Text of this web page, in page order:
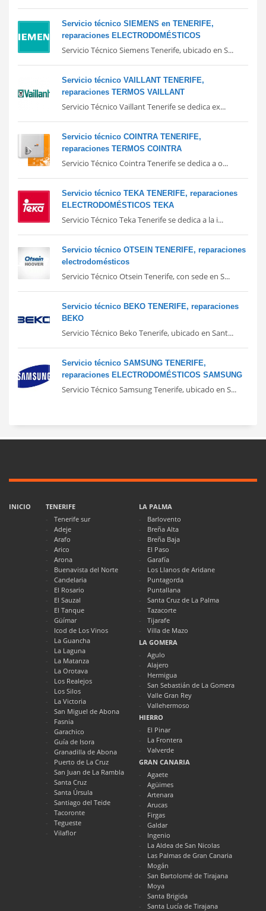
Servicio técnico SIEMENS en TENERIFE,
reparaciones ELECTRODOMÉSTICOS
Servicio Técnico Siemens Tenerife, ubicado en S...
Servicio técnico VAILLANT TENERIFE,
reparaciones TERMOS VAILLANT
Servicio Técnico Vaillant Tenerife se dedica ex...
Servicio técnico COINTRA TENERIFE,
reparaciones TERMOS COINTRA
Servicio Técnico Cointra Tenerife se dedica a o...
Servicio técnico TEKA TENERIFE, reparaciones
ELECTRODOMÉSTICOS TEKA
Servicio Técnico Teka Tenerife se dedica a la i...
Servicio técnico OTSEIN TENERIFE, reparaciones
electrodomésticos
Servicio Técnico Otsein Tenerife, con sede en S...
Servicio técnico BEKO TENERIFE, reparaciones
BEKO
Servicio Técnico Beko Tenerife, ubicado en Sant...
Servicio técnico SAMSUNG TENERIFE,
reparaciones ELECTRODOMÉSTICOS SAMSUNG
Servicio Técnico Samsung Tenerife, ubicado en S...
INICIO
TENERIFE
Tenerife sur
Adeje
Arafo
Arico
Arona
Buenavista del Norte
Candelaria
El Rosario
El Sauzal
El Tanque
Güímar
Icod de Los Vinos
La Guancha
La Laguna
La Matanza
La Orotava
Los Realejos
Los Silos
La Victoria
San Miguel de Abona
Fasnia
Garachico
Guía de Isora
Granadilla de Abona
Puerto de La Cruz
San Juan de La Rambla
Santa Cruz
Santa Úrsula
Santiago del Teide
Tacoronte
Tegueste
Vilaflor
LA PALMA
Barlovento
Breña Alta
Breña Baja
El Paso
Garafía
Los Llanos de Aridane
Puntagorda
Puntallana
Santa Cruz de La Palma
Tazacorte
Tijarafe
Villa de Mazo
LA GOMERA
Agulo
Alajero
Hermigua
San Sebastián de La Gomera
Valle Gran Rey
Vallehermoso
HIERRO
El Pinar
La Frontera
Valverde
GRAN CANARIA
Agaete
Agüimes
Artenara
Arucas
Firgas
Galdar
Ingenio
La Aldea de San Nicolas
Las Palmas de Gran Canaria
Mogán
San Bartolomé de Tirajana
Moya
Santa Brigida
Santa Lucía de Tirajana